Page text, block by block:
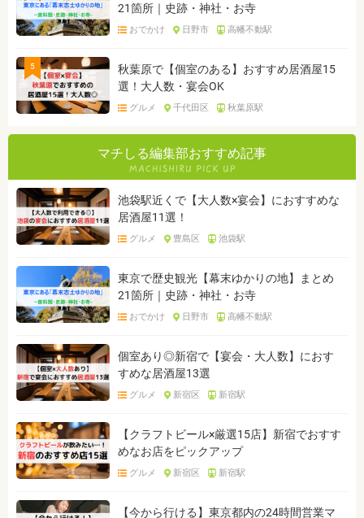
21箇所｜史跡・神社・お寺
おでかけ 日野市 高幡不動駅
5
秋葉原で【個室のある】おすすめ居酒屋15
選！大人数・宴会OK
グルメ 千代田区 秋葉原駅
マチしる編集部おすすめ記事
池袋駅近くで【大人数×宴会】におすすめな
居酒屋11選！
グルメ 豊島区 池袋駅
東京で歴史観光【幕末ゆかりの地】まとめ
21箇所｜史跡・神社・お寺
おでかけ 日野市 高幡不動駅
個室あり◎新宿で【宴会・大人数】におす
すめな居酒屋13選
グルメ 新宿区 新宿駅
【クラフトビール×厳選15店】新宿でおすす
めなお店をピックアップ
グルメ 新宿区 新宿駅
【今から行ける】東京都内の24時間営業マ